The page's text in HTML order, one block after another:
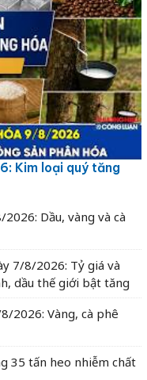
Kim loại quý tăng
Dầu, vàng và cà
7/8/2026: Tỷ giá và
dầu thế giới bật tăng
2026: Vàng, cà phê
35 tấn heo nhiễm chất